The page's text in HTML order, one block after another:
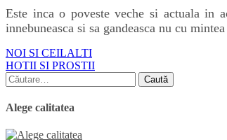
Este inca o poveste veche si actuala in
innebuneasca si sa gandeasca nu cu
Navigare
în
articole
NOI SI CEILALTI
HOTII SI PROSTII
Caută
după:
Alege calitatea